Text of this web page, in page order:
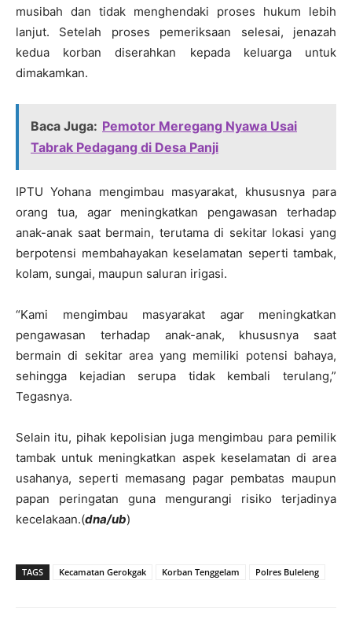
musibah dan tidak menghendaki proses hukum lebih
lanjut. Setelah proses pemeriksaan selesai, jenazah
kedua korban diserahkan kepada keluarga untuk
dimakamkan.
Baca Juga: Pemotor Meregang Nyawa Usai
Tabrak Pedagang di Desa Panji
IPTU Yohana mengimbau masyarakat, khususnya para
orang tua, agar meningkatkan pengawasan terhadap
anak-anak saat bermain, terutama di sekitar lokasi yang
berpotensi membahayakan keselamatan seperti tambak,
kolam, sungai, maupun saluran irigasi.
“Kami mengimbau masyarakat agar meningkatkan
pengawasan terhadap anak-anak, khususnya saat
bermain di sekitar area yang memiliki potensi bahaya,
sehingga kejadian serupa tidak kembali terulang,”
Tegasnya.
Selain itu, pihak kepolisian juga mengimbau para pemilik
tambak untuk meningkatkan aspek keselamatan di area
usahanya, seperti memasang pagar pembatas maupun
papan peringatan guna mengurangi risiko terjadinya
kecelakaan.(dna/ub)
TAGS Kecamatan Gerokgak Korban Tenggelam Polres Buleleng